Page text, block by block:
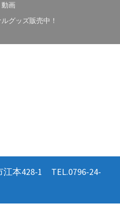
動画
グッズ販売中！
江本428-1 TEL.0796-24-